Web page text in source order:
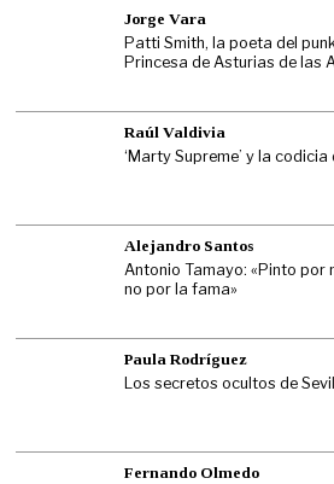
Jorge Vara
Patti Smith, la poeta del
Princesa de Asturias de las
Raúl Valdivia
‘Marty Supreme’ y la
Alejandro Santos
Antonio Tamayo: «Pinto por
no por la fama»
Paula Rodríguez
Los secretos ocultos de
Fernando Olmedo